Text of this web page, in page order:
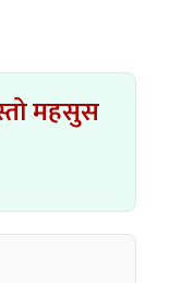
महसुस